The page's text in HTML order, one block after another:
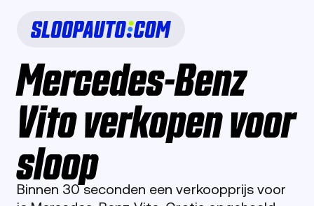
Mercedes-Benz
Vito verkopen voor
sloop
Binnen 30 seconden een verkoopprijs voor